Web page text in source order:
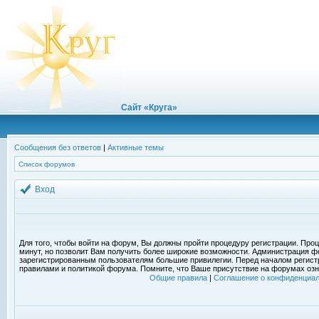
Сайт «Круга»
Сообщения без ответов | Активные темы
Список форумов
Вход
Для того, чтобы войти на форум, Вы должны пройти процедуру регистрации.
минут, но позволит Вам получить более широкие возможности. Администрация
зарегистрированным пользователям большие привилегии. Перед началом
правилами и политикой форума. Помните, что Ваше присутствие на форумах
Общие правила| Соглашение о